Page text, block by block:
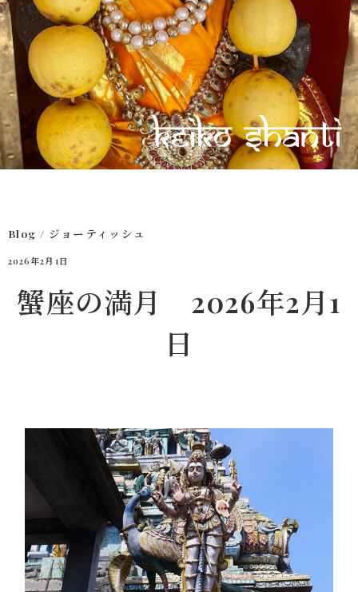
Blog / ジョーティッシュ
2026年2月1日
蟹座の満月 2026年2月1
日